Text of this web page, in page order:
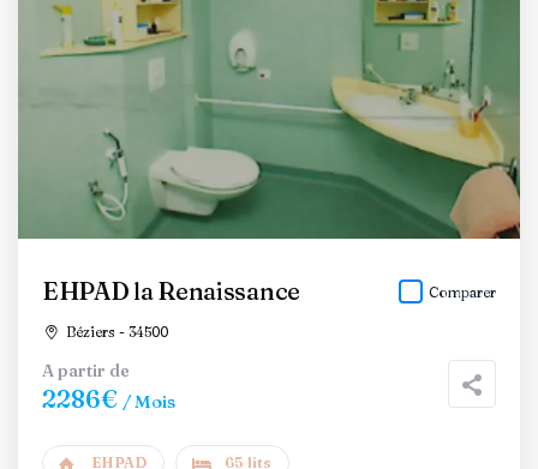
EHPAD la Renaissance
Béziers - 34500
Comparer
A partir de
2286€ / Mois
EHPAD 65 lits